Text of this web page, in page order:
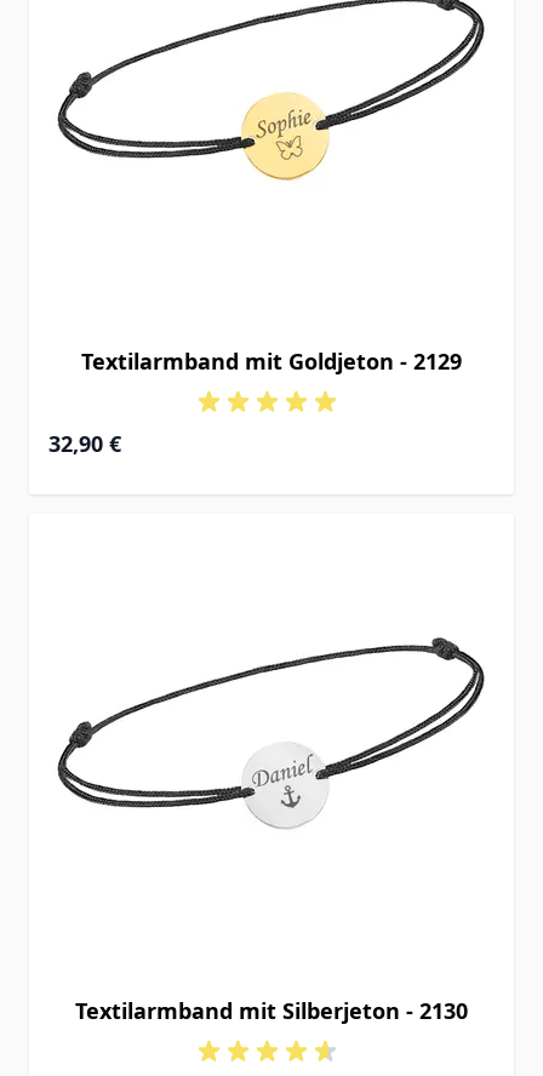
Textilarmband mit Goldjeton - 2129
32,90 €
Textilarmband mit Silberjeton - 2130